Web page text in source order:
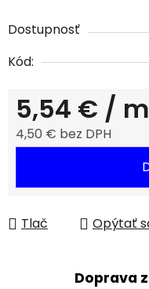
Dostupnosť
Kód:
5,54 € / m
4,50 € bez DPH
Tlač Opýtať
Doprava